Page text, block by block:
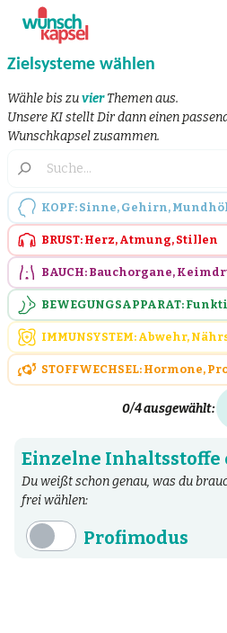
Zielsysteme wählen
Wähle bis zuvierThemen aus.
Unsere KI stellt Dir dann einen
Wunschkapsel zusammen.
KOPF: Sinne, Gehirn,
BRUST: Herz, Atmung, Stillen
BAUCH: Bauchorgane,
BEWEGUNGSAPPARAT:
IMMUNSYSTEM: Abwehr,
STOFFWECHSEL: Hormone,
0/4 ausgewählt:
Einzelne Inhaltsstoffe
Du weißt schon genau, was du
frei wählen:
Profimodus